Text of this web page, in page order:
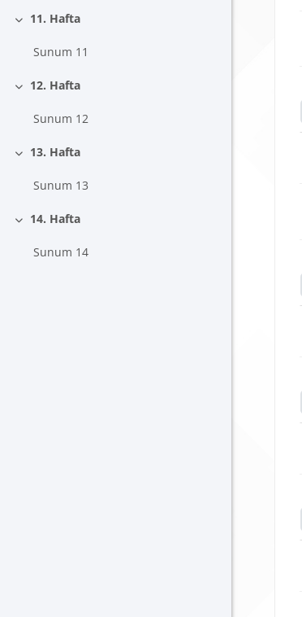
Daralt
11. Hafta
Sunum 11
Daralt
12. Hafta
Sunum 12
Daralt
13. Hafta
Sunum 13
Daralt
14. Hafta
Sunum 14